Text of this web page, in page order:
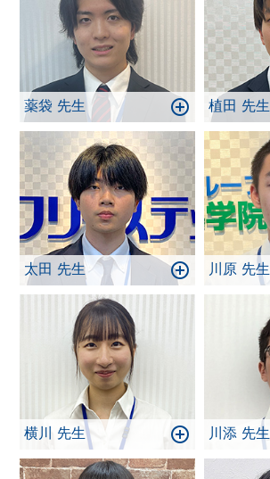
薬袋 先生 植田 先生
太田 先生 川原 先生
横川 先生 川添 先生